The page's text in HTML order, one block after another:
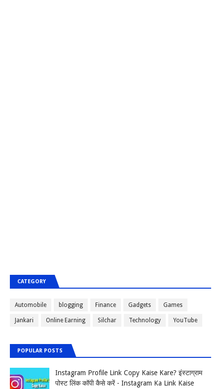
CATEGORY
Automobile blogging Finance Gadgets Games
Jankari Online Earning Silchar Technology YouTube
POPULAR POSTS
Instagram Profile Link Copy Kaise Kare? इंस्टाग्राम
पोस्ट लिंक कॉपी कैसे करें - Instagram Ka Link Kaise